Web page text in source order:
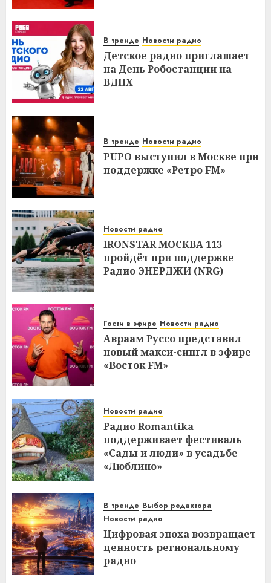
В тренде Новости радио
Детское радио приглашает
на День Робостанции на
ВДНХ
В тренде Новости радио
PUPO выступил в Москве при
поддержке «Ретро FM»
Новости радио
IRONSTAR МОСКВА 113
пройдёт при поддержке
Радио ЭНЕРДЖИ (NRG)
Гости в эфире Новости радио
Авраам Руссо представил
новый макси-сингл в эфире
«Восток FM»
Новости радио
Радио Romantika
поддерживает фестиваль
«Сады и люди» в усадьбе
«Люблино»
В тренде Выбор редактора
Новости радио
Цифровая эпоха возвращает
ценность региональному
радио